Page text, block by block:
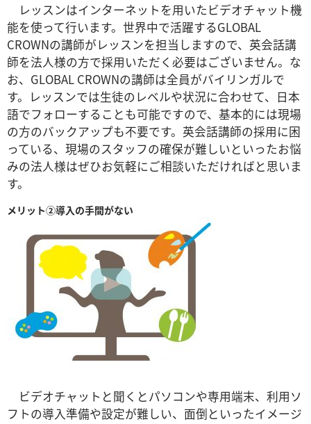
レッスンはインターネットを用いたビデオチャット機
能を使って行います。世界中で活躍するGLOBAL
CROWNの講師がレッスンを担当しますので、英会話講
師を法人様の方で採用いただく必要はございません。な
お、GLOBAL CROWNの講師は全員がバイリンガルで
す。レッスンでは生徒のレベルや状況に合わせて、日本
語でフォローすることも可能ですので、基本的には現場
の方のバックアップも不要です。英会話講師の採用に困
っている、現場のスタッフの確保が難しいといったお悩
みの法人様はぜひお気軽にご相談いただければと思いま
す。
メリット②導入の手間がない
ビデオチャットと聞くとパソコンや専用端末、利用ソ
フトの導入準備や設定が難しい、面倒といったイメージ